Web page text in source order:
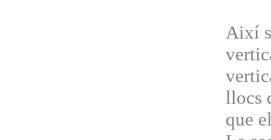
Així
llocs
que